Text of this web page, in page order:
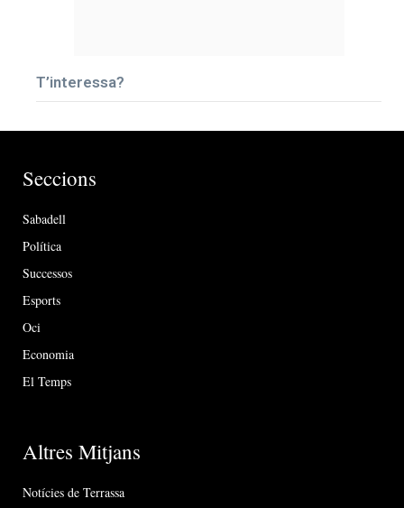
T’interessa?
Seccions
Sabadell
Política
Successos
Esports
Oci
Economia
El Temps
Altres Mitjans
Notícies de Terrassa